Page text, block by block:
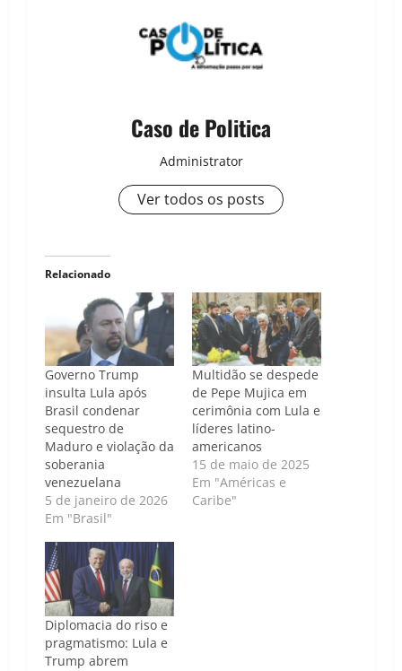
Caso de Politica
Administrator
Ver todos os posts
Relacionado
Governo Trump
insulta Lula após
Brasil condenar
sequestro de
Maduro e violação da
soberania
venezuelana
5 de janeiro de 2026
Em "Brasil"
Multidão se despede
de Pepe Mujica em
cerimônia com Lula e
líderes latino-
americanos
15 de maio de 2025
Em "Américas e
Caribe"
Diplomacia do riso e
pragmatismo: Lula e
Trump abrem